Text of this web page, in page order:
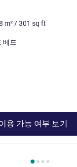
: STANDARD
m²/301 sq ft
베드
용 가능 여부 보기